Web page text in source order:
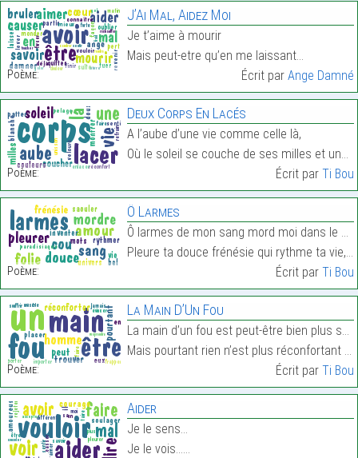
Poème:
J’Ai Mal, Aidez Moi
Je t’aime à mourir
Mais peut-etre qu’en me laissant…
Écrit par Ange Damné
Poème:
Deux Corps En Lacés
A l’aube d’une vie comme celle là,
Où le soleil se couche de ses milles et unes coule…
Écrit par Ti Bou
Poème:
Ô Larmes
Ô larmes de mon sang mord moi dans le cou à la fol
Pleure ta douce frénésie qui rythme ta vie,…
Écrit par Ti Bou
Poème:
La Main D’Un Fou
La main d’un fou est peut-être bien plus sur que c
Mais pourtant rien n’est plus réconfortant qu’un h…
Écrit par Ti Bou
Aider
Je le sens…
Je le vois……